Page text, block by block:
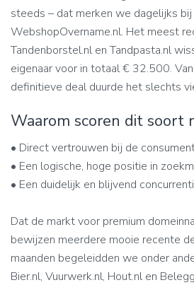
steeds – dat merken we dagelijks bij
WebshopOvername.nl. Het meest
Tandenborstel.nl en Tandpasta.nl
eigenaar voor in totaal € 32.500.
definitieve deal duurde het slechts
Waarom scoren dit soort
• Direct vertrouwen bij de
• Een logische, hoge positie in
• Een duidelijk en blijvend
Dat de markt voor premium
bewijzen meerdere mooie recente
maanden begeleidden we onder
Bier.nl, Vuurwerk.nl, Hout.nl en